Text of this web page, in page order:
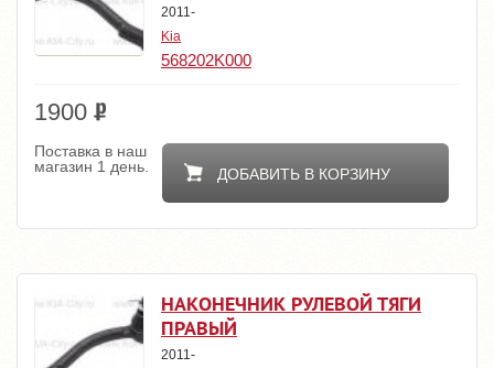
2011-
Kia
568202K000
1900
ДОБАВИТЬ В КОРЗИНУ
Поставка в наш
магазин 1 день.
НАКОНЕЧНИК РУЛЕВОЙ ТЯГИ
ПРАВЫЙ
2011-